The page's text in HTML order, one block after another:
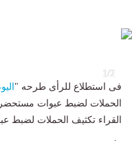
1/2
فى استطلاع للرأى طرحه "
الحملات لضبط عبوات
القراء تكثيف الحملات لضبط